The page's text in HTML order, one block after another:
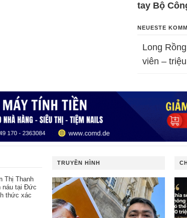
tay Bộ
NEUESTE
Long
viên –
Thị Thanh
náu tại Đức
thức xác
TRUYỀN HÌNH